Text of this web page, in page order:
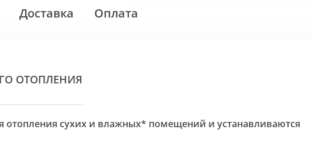
Доставка Оплата
ОТОПЛЕНИЯ
отопления сухих и влажных* помещений и устанавливаются